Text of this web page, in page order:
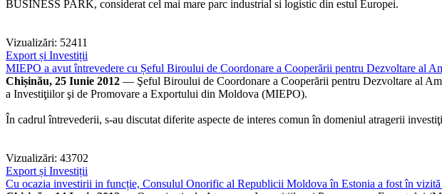
BUSINESS PARK, considerat cel mai mare parc industrial si logistic din estul Europei.
Vizualizări: 52411
Export și Investiții
MIEPO a avut întrevedere cu Șeful Biroului de Coordonare a Cooperării pentru Dezvoltare al
Chișinău, 25 Iunie 2012 — Şeful Biroului de Coordonare a Cooperării pentru Dezvoltare al
a Investiţiilor şi de Promovare a Exportului din Moldova (MIEPO).
În cadrul întrevederii, s-au discutat diferite aspecte de interes comun în domeniul atragerii
Vizualizări: 43702
Export și Investiții
Cu ocazia investirii in funcție, Consulul Onorific al Republicii Moldova în Estonia a fost în